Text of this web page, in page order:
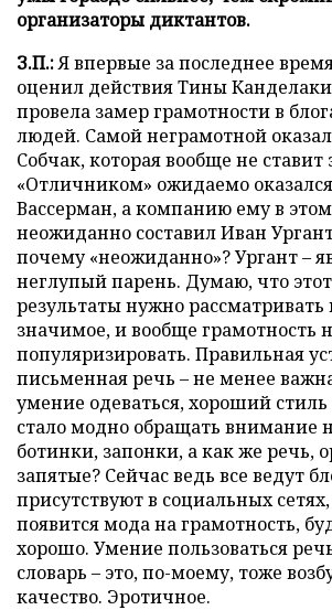
организаторы диктантов.
З.П.:Я впервые за последнее
оценил действия Тины
провела замер грамотности в
людей. Самой неграмотной
Собчак, которая вообще не ставит
«Отличником» ожидаемо
Вассерман, а компанию ему в
неожиданно составил Иван
почему «неожиданно»? Ургант –
неглупый парень. Думаю, что этот
результаты нужно рассматривать
значимое, и вообще грамотность
популяризировать. Правильная
письменная речь – не менее
умение одеваться, хороший стиль
стало модно обращать внимание
ботинки, запонки, а как же речь,
запятые? Сейчас ведь все ведут
присутствуют в социальных
появится мода на грамотность,
хорошо. Умение пользоваться
словарь – это, по-моему, тоже
качество. Эротичное.